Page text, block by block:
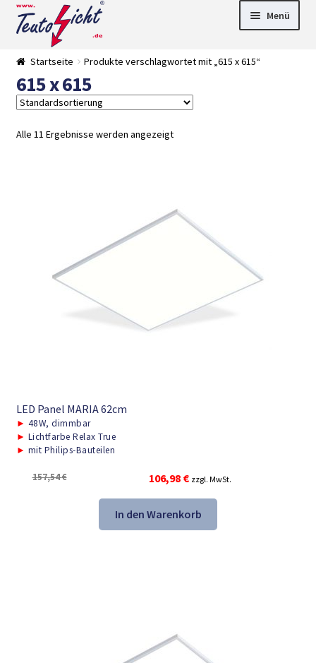
Zur
Navigation
springen
Springe
zum
Menü
►
Startseite Produkte verschlagwortet mit „615 x 615“
615 x 615
Alle 11 Ergebnisse werden angezeigt
LED Panel MARIA 62cm
► 48W, dimmbar
► Lichtfarbe Relax True
► mit Philips-Bauteilen
157,54€
Ursprünglicher
Preis
war:
157,54 €
106,98 €Aktueller
Preis
ist:
106,98 €.
zzgl. MwSt.
In den Warenkorb